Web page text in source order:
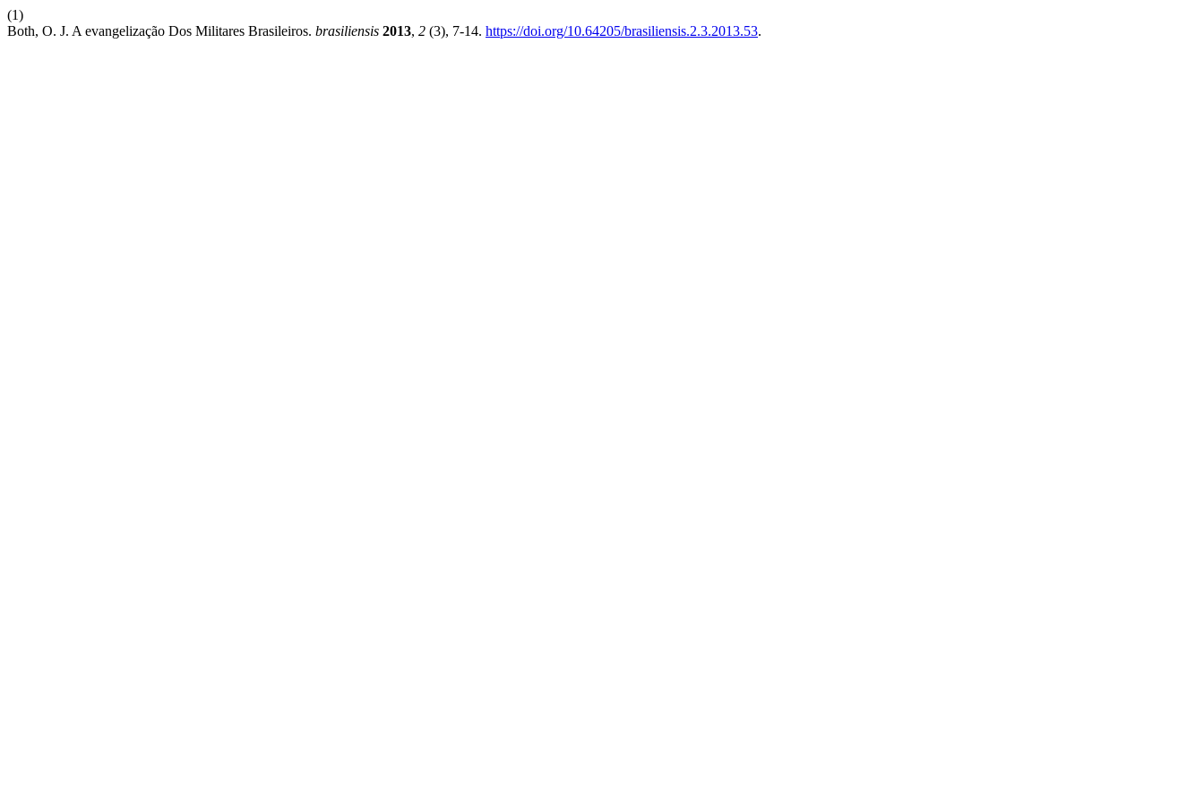
(1)
Both, O. J. A evangelização Dos Militares Brasileiros. brasiliensis 2013, 2 (3), 7-14. https://doi.org/10.64205/brasiliensis.2.3.2013.53.